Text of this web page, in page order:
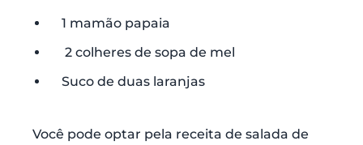
1 mamão papaia
2 colheres de sopa de mel
Suco de duas laranjas
Você pode optar pela receita de salada de